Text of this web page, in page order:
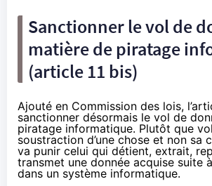
Sanctionner le vol de
matière de piratage
(article 11 bis)
Ajouté en Commission des lois,
sanctionner désormais le vol de
piratage informatique. Plutôt que
soustraction d’une chose et non sa
va punir celui qui détient, extrait,
transmet une donnée acquise suite
dans un système informatique.